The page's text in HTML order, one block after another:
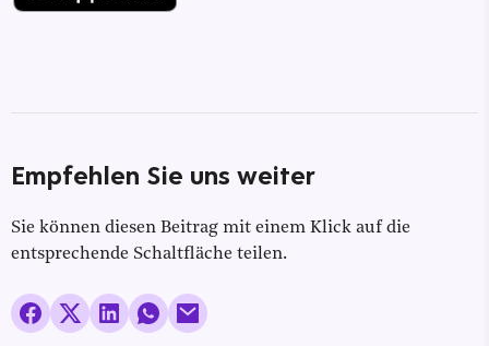
Empfehlen Sie uns weiter
Sie können diesen Beitrag mit einem Klick auf die
entsprechende Schaltfläche teilen.